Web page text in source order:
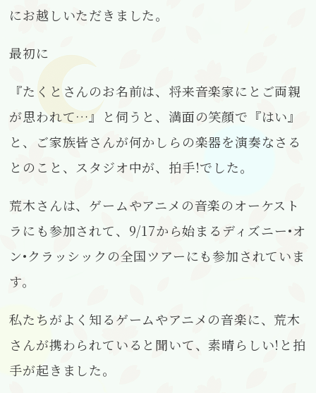
にお越しいただきました。
最初に
『たくとさんのお名前は、将来音楽家にとご両親
が思われて…』と伺うと、満面の笑顔で『はい』
と、ご家族皆さんが何かしらの楽器を演奏なさる
とのこと、スタジオ中が、拍手!でした。
荒木さんは、ゲームやアニメの音楽のオーケスト
ラにも参加されて、9/17から始まるディズニー•オ
ン•クラッシックの全国ツアーにも参加されていま
す。
私たちがよく知るゲームやアニメの音楽に、荒木
さんが携わられていると聞いて、素晴らしい!と拍
手が起きました。